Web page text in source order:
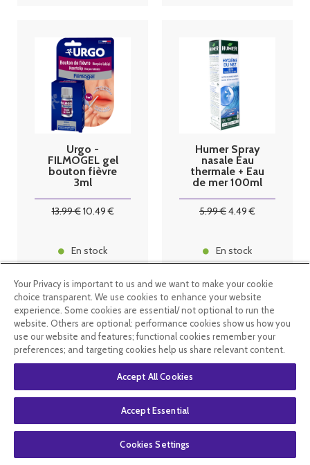
Urgo -
FILMOGEL gel
bouton fièvre
3ml
13.99€10.49€
En stock
Humer Spray
nasale Eau
thermale + Eau
de mer 100ml
5.99€4.49 €
En stock
Your Privacy is important to us and we want to make your cookie
choice transparent. We use cookies to enhance your website
experience. Some cookies are essential/ not optional to run the
website. Others are optional: performance cookies show us how you
use our website and features; functional cookies remember your
preferences; and targeting cookies help us share relevant content.
Accept All Cookies
Accept Essential
Cookies Settings